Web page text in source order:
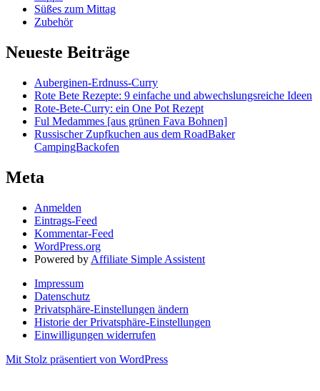
Süßes zum Mittag
Zubehör
Neueste Beiträge
Auberginen-Erdnuss-Curry
Rote Bete Rezepte: 9 einfache und abwechslungsreiche Ideen
Rote-Bete-Curry: ein One Pot Rezept
Ful Medammes [aus grünen Fava Bohnen]
Russischer Zupfkuchen aus dem RoadBaker
CampingBackofen
Meta
Anmelden
Eintrags-Feed
Kommentar-Feed
WordPress.org
Powered by Affiliate Simple Assistent
Impressum
Datenschutz
Privatsphäre-Einstellungen ändern
Historie der Privatsphäre-Einstellungen
Einwilligungen widerrufen
Mit Stolz präsentiert von WordPress